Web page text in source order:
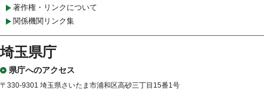
著作権・リンクについて
関係機関リンク集
埼玉県庁
県庁へのアクセス
〒330-9301 埼玉県さいたま市浦和区高砂三丁目15番1号